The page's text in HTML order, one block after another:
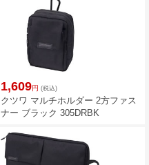
1,609円 (税込)
クツワ マルチホルダー 2方ファス
ナー ブラック 305DRBK